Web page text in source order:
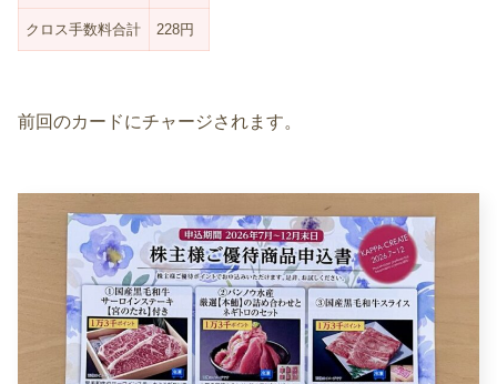
クロス手数料合計 228円
前回のカードにチャージされます。